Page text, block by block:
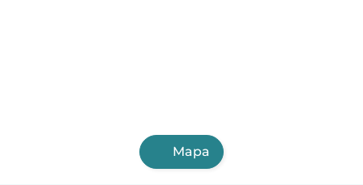
Mapa